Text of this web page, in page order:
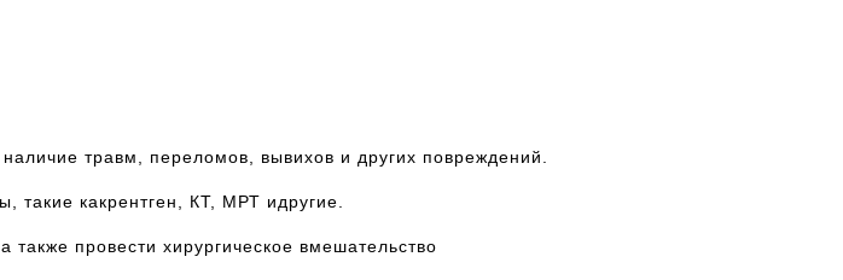
травм, переломов, вывихов и других повреждений.
такие какрентген, КТ, МРТ идругие.
провести хирургическое вмешательство